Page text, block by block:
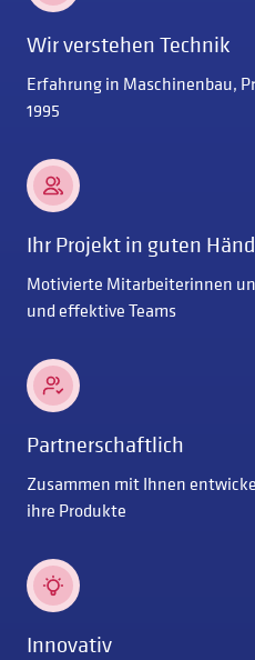
Wir verstehen Technik
Erfahrung in Maschinenbau,
1995
Ihr Projekt in guten
Motivierte Mitarbeiterinnen
und effektive Teams
Partnerschaftlich
Zusammen mit Ihnen
ihre Produkte
Innovativ